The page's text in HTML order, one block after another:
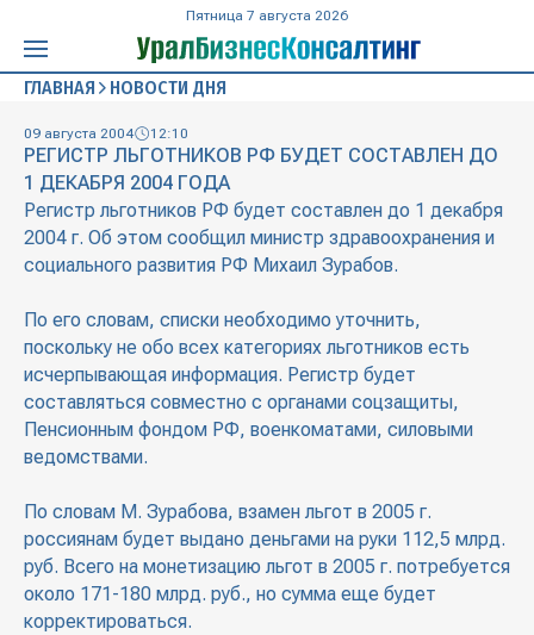
Пятница 7 августа 2026
ГЛАВНАЯ НОВОСТИ ДНЯ
09 августа 2004 12:10
РЕГИСТР ЛЬГОТНИКОВ РФ БУДЕТ СОСТАВЛЕН ДО
1 ДЕКАБРЯ 2004 ГОДА
Регистр льготников РФ будет составлен до 1 декабря
2004 г. Об этом сообщил министр здравоохранения и
социального развития РФ Михаил Зурабов.
По его словам, списки необходимо уточнить,
поскольку не обо всех категориях льготников есть
исчерпывающая информация. Регистр будет
составляться совместно с органами соцзащиты,
Пенсионным фондом РФ, военкоматами, силовыми
ведомствами.
По словам М. Зурабова, взамен льгот в 2005 г.
россиянам будет выдано деньгами на руки 112,5 млрд.
руб. Всего на монетизацию льгот в 2005 г. потребуется
около 171-180 млрд. руб., но сумма еще будет
корректироваться.